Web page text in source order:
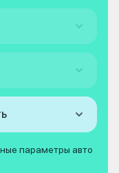
параметры авто